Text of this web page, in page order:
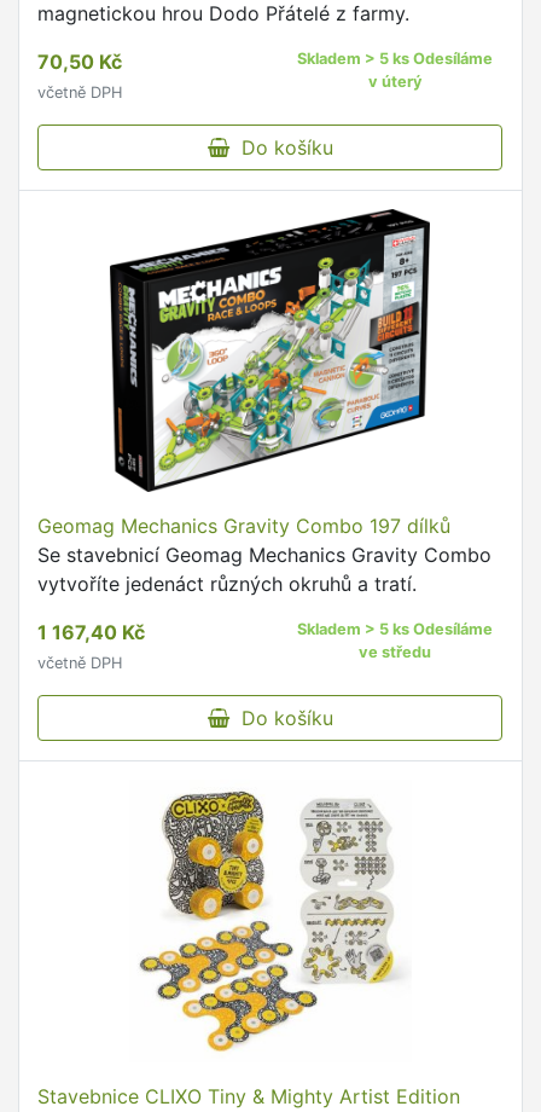
magnetickou hrou Dodo Přátelé z farmy.
70,50 Kč
včetně DPH
Skladem > 5 ks Odesíláme
v úterý
Do košíku
Geomag Mechanics Gravity Combo 197 dílků
Se stavebnicí Geomag Mechanics Gravity Combo
vytvoříte jedenáct různých okruhů a tratí.
1 167,40 Kč
včetně DPH
Skladem > 5 ks Odesíláme
ve středu
Do košíku
Stavebnice CLIXO Tiny & Mighty Artist Edition